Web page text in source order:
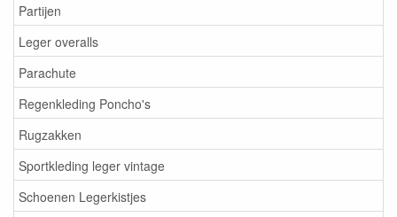
Partijen
Leger overalls
Parachute
Regenkleding Poncho's
Rugzakken
Sportkleding leger vintage
Schoenen Legerkistjes